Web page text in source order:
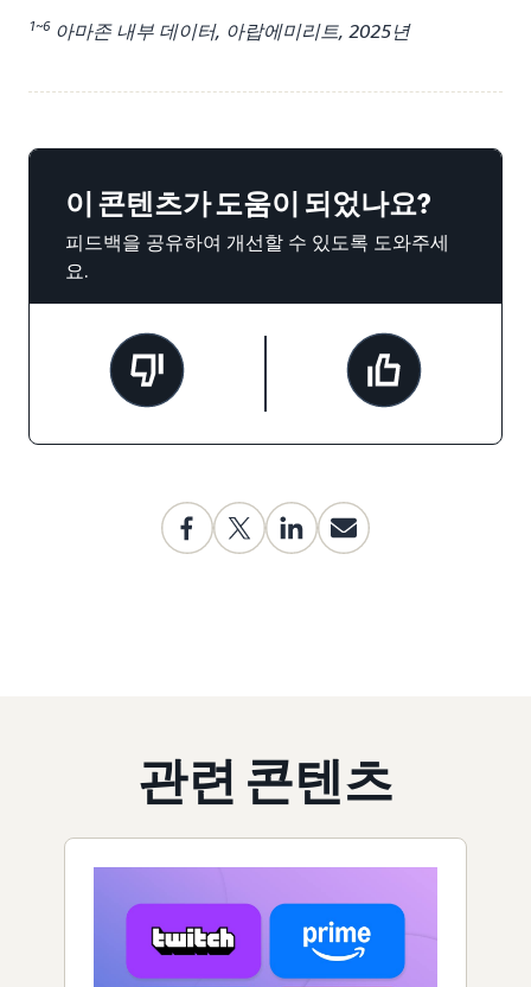
1~6 아마존 내부 데이터, 아랍에미리트, 2025년
이 콘텐츠가 도움이 되었나요?
피드백을 공유하여 개선할 수 있도록 도와주세
요.
관련 콘텐츠